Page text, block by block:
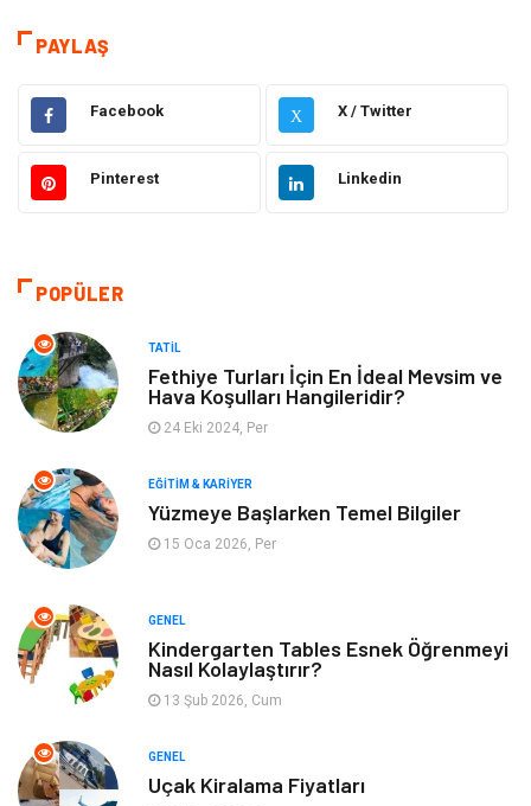
Eğitim & Kariyer
Hukuk Moda
Gündem Elektronik
Dekorasyon
Tatil
Alışveriş Gençlik & Eğlence
Metal Evlilik Rehberi
Yeme & İçme Anne & Çocuk
Ev İşleri Gayrimenkul
Organizasyon
PAYLAŞ
Facebook X X / Twitter
Pinterest Linkedin
POPÜLER
TATIL
Fethiye Turları İçin En İdeal Mevsim ve
Hava Koşulları Hangileridir?
24 Eki 2024, Per
EĞITIM & KARIYER
Yüzmeye Başlarken Temel Bilgiler
15 Oca 2026, Per
GENEL
Kindergarten Tables Esnek Öğrenmeyi
Nasıl Kolaylaştırır?
13 Şub 2026, Cum
GENEL
Uçak Kiralama Fiyatları